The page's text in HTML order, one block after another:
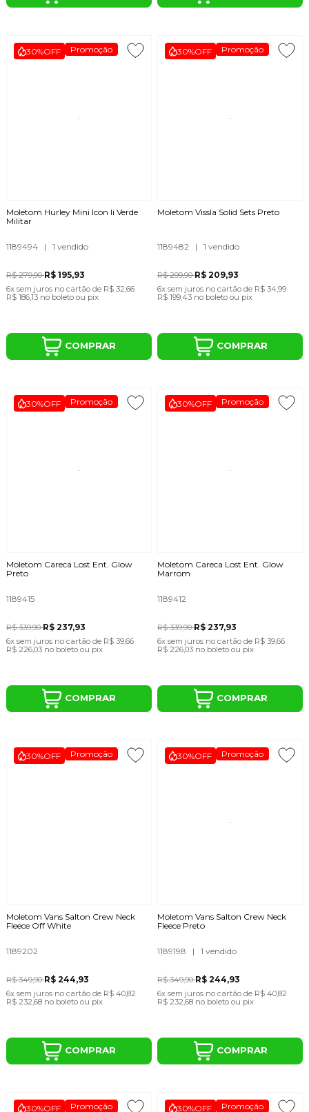
30%OFF Promoção
Moletom Hurley Mini Icon Ii Verde
Militar
1189494 | 1 vendido
R$ 279,90R$ 195,93
6x sem juros no cartãode R$ 32,66
R$ 186,13 no boleto ou pix
COMPRAR
30%OFF Promoção
Moletom Vissla Solid Sets Preto
1189482 | 1 vendido
R$ 299,90R$ 209,93
6x sem juros no cartão de R$ 34,99
R$ 199,43 no boleto ou pix
COMPRAR
30%OFF Promoção
Moletom Careca Lost Ent. Glow
Preto
1189415
R$ 339,90R$ 237,93
6x sem juros no cartãode R$ 39,66
R$ 226,03 no boleto ou pix
COMPRAR
30%OFF Promoção
Moletom Careca Lost Ent. Glow
Marrom
1189412
R$ 339,90R$ 237,93
6x sem juros no cartão de R$ 39,66
R$ 226,03 no boleto ou pix
COMPRAR
30%OFF Promoção
Moletom Vans Salton Crew Neck
Fleece Off White
1189202
R$ 349,90R$ 244,93
6x sem juros no cartãode R$ 40,82
R$ 232,68 no boleto ou pix
COMPRAR
30%OFF Promoção
Moletom Vans Salton Crew Neck
Fleece Preto
1189198 | 1 vendido
R$ 349,90R$ 244,93
6x sem juros no cartão de R$ 40,82
R$ 232,68 no boleto ou pix
COMPRAR
30%OFF Promoção 30%OFF Promoção